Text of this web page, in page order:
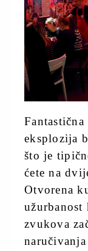
eksplozija
što je
ćete na
Otvorena
užurbanost
zvukova